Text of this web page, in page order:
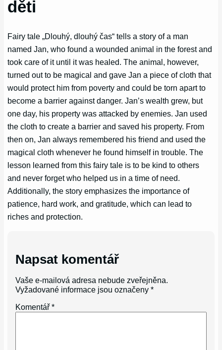
děti
Fairy tale „Dlouhý, dlouhý čas“ tells a story of a man
named Jan, who found a wounded animal in the forest and
took care of it until it was healed. The animal, however,
turned out to be magical and gave Jan a piece of cloth that
would protect him from poverty and could be torn apart to
become a barrier against danger. Jan’s wealth grew, but
one day, his property was attacked by enemies. Jan used
the cloth to create a barrier and saved his property. From
then on, Jan always remembered his friend and used the
magical cloth whenever he found himself in trouble. The
lesson learned from this fairy tale is to be kind to others
and never forget who helped us in a time of need.
Additionally, the story emphasizes the importance of
patience, hard work, and gratitude, which can lead to
riches and protection.
Napsat komentář
Vaše e-mailová adresa nebude zveřejněna.
Vyžadované informace jsou označeny*
Komentář*